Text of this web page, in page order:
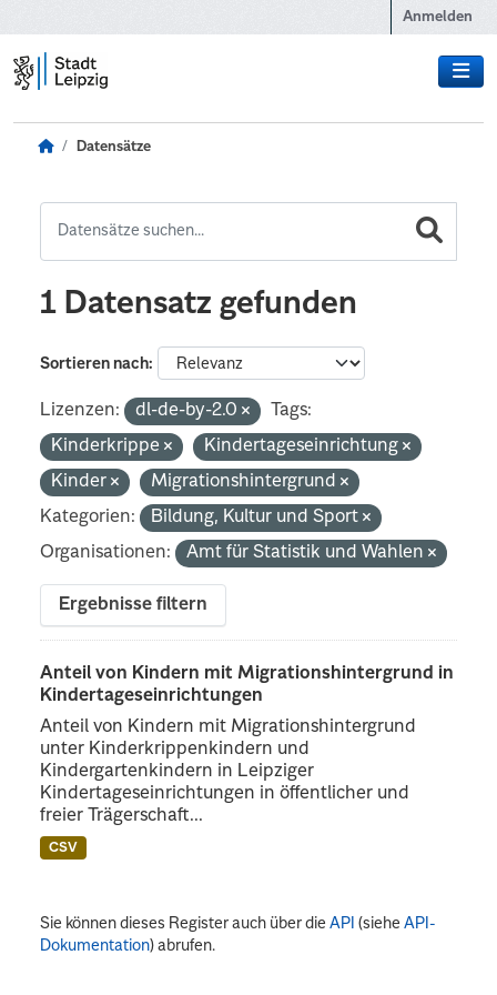
Anmelden
Datensätze
1 Datensatz gefunden
Sortieren nach
Lizenzen: dl-de-by-2.0
Tags:
Kinderkrippe
Kindertageseinrichtung
Kinder
Migrationshintergrund
Kategorien:
Bildung, Kultur und Sport
Organisationen:
Amt für Statistik und Wahlen
Ergebnisse filtern
Anteil von Kindern mit Migrationshintergrund in
Kindertageseinrichtungen
Anteil von Kindern mit Migrationshintergrund
unter Kinderkrippenkindern und
Kindergartenkindern in Leipziger
Kindertageseinrichtungen in öffentlicher und
freier Trägerschaft...
CSV
Sie können dieses Register auch über dieAPI (sieheAPI-
Dokumentation) abrufen.